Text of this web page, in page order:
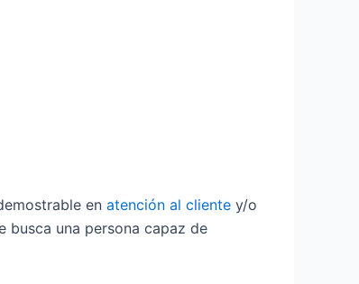
en atención al cliente y/o
busca una persona capaz de